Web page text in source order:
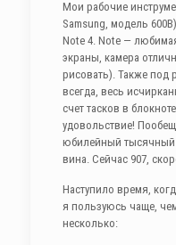
Мои рабочие
Samsung, модель
Note 4. Note —
экраны, камера
рисовать). Также под
всегда, весь
счет тасков в
удовольствие!
юбилейный тысячный
вина. Сейчас 907,
Наступило время,
я пользуюсь чаще,
несколько: